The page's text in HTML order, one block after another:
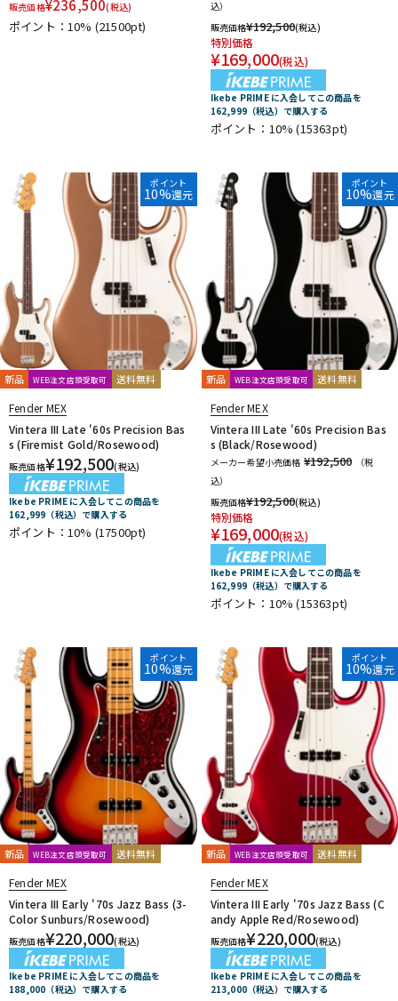
販売価格¥236,500(税込)
ポイント：10% (21500pt)
込）
販売価格¥192,500(税込)
特別価格
¥169,000(税込)
Ikebe PRIME に入会してこの商品を
162,999（税込）で購入する
ポイント：10%(15363pt)
ポイント
10%還元
新品 WEB注文店頭受取可 送料無料
Fender MEX
Vintera III Late '60s Precision Bas
s (Firemist Gold/Rosewood)
販売価格¥192,500(税込)
Ikebe PRIME に入会してこの商品を
162,999（税込）で購入する
ポイント：10% (17500pt)
ポイント
10%還元
新品 WEB注文店頭受取可 送料無料
Fender MEX
Vintera III Late '60s Precision Bas
s (Black/Rosewood)
メーカー希望小売価格 ¥192,500
（税
込）
販売価格¥192,500(税込)
特別価格
¥169,000(税込)
Ikebe PRIME に入会してこの商品を
162,999（税込）で購入する
ポイント：10%(15363pt)
ポイント
10%還元
新品 WEB注文店頭受取可 送料無料
Fender MEX
Vintera III Early '70s Jazz Bass (3-
Color Sunburs/Rosewood)
販売価格¥220,000(税込)
Ikebe PRIME に入会してこの商品を
188,000（税込）で購入する
ポイント
10%還元
新品 WEB注文店頭受取可 送料無料
Fender MEX
Vintera III Early '70s Jazz Bass (C
andy Apple Red/Rosewood)
販売価格¥220,000(税込)
Ikebe PRIME に入会してこの商品を
213,000（税込）で購入する